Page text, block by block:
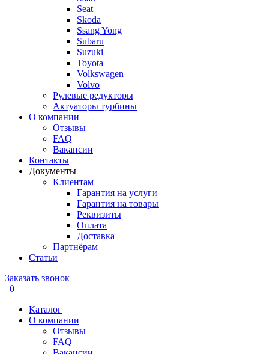
Seat
Skoda
Ssang Yong
Subaru
Suzuki
Toyota
Volkswagen
Volvo
Рулевые редукторы
Актуаторы турбины
О компании
Отзывы
FAQ
Вакансии
Контакты
Документы
Клиентам
Гарантия на услуги
Гарантия на товары
Реквизиты
Оплата
Доставка
Партнёрам
Статьи
Заказать звонок
0
Каталог
О компании
Отзывы
FAQ